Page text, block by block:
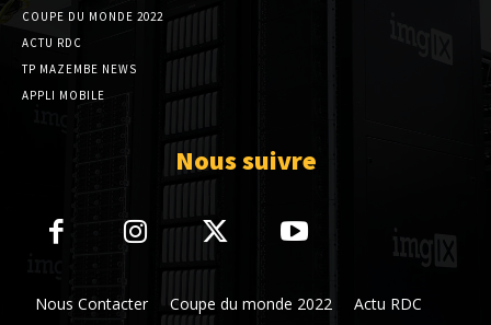
COUPE DU MONDE 2022
ACTU RDC
TP MAZEMBE NEWS
APPLI MOBILE
Nous suivre
Nous Contacter Coupe du monde 2022 Actu RDC